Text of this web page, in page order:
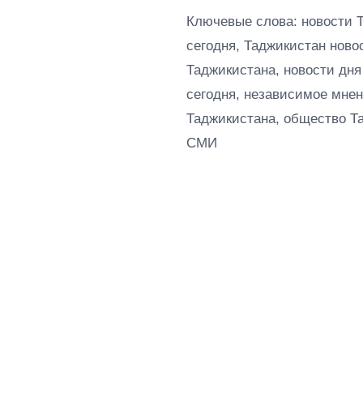
Ключевые слова: новости
сегодня, Таджикистан
Таджикистана, новости
сегодня, независимое
Таджикистана, общество
СМИ